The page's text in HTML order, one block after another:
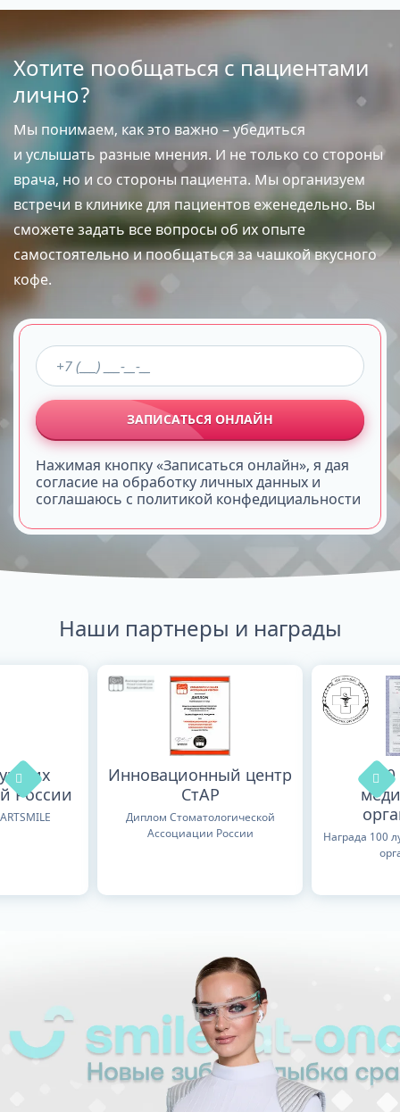
Хотите пообщаться с пациентами
лично?
Мы понимаем, как это важно – убедиться
и услышать разные мнения. И не только со стороны
врача, но и со стороны пациента. Мы организуем
встречи в клинике для пациентов еженедельно. Вы
сможете задать все вопросы об их опыте
самостоятельно и пообщаться за чашкой вкусного
кофе.
ЗАПИСАТЬСЯ ОНЛАЙН
Нажимая кнопку «Записаться онлайн», я дая
согласие на обработку личных данных и
соглашаюсь с политикой конфедициальности
Наши партнеры и награды
России
Инновационный центр
СтАР
Диплом Стоматологической
Ассоциации России
Награда 100